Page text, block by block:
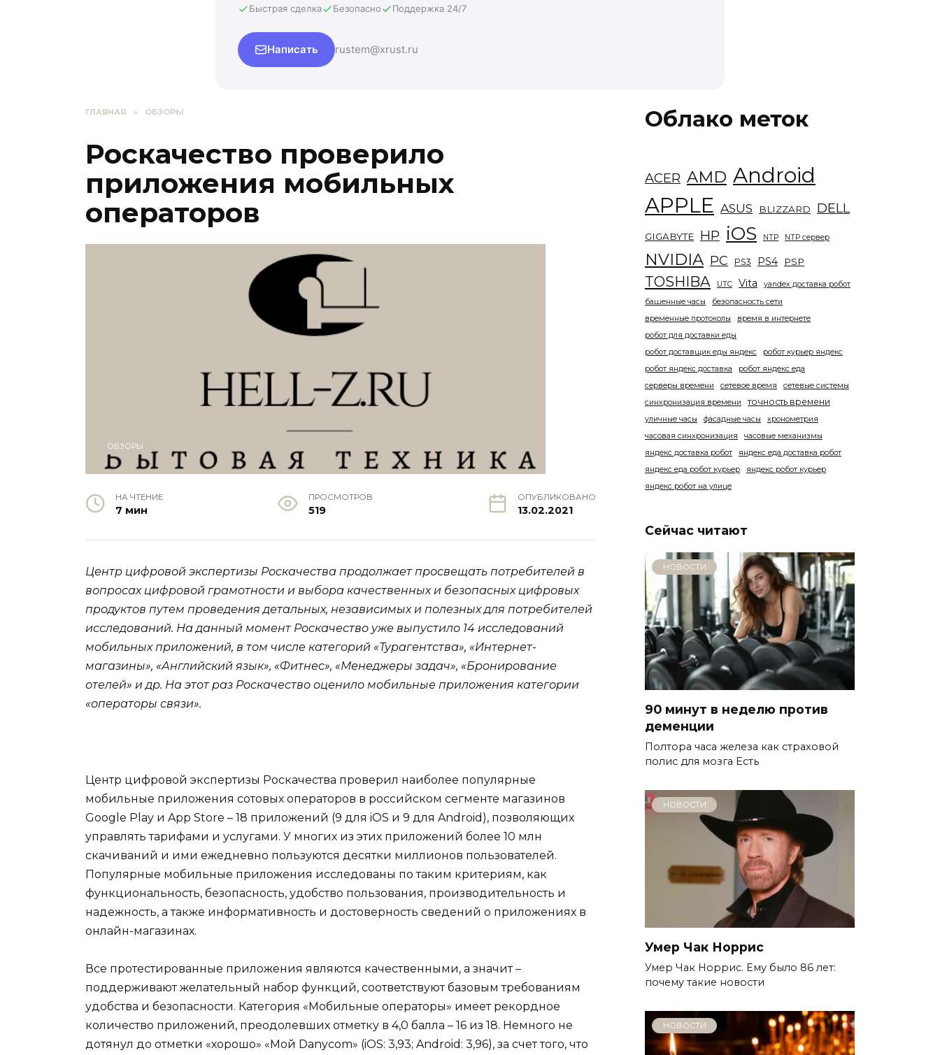
Быстрая сделка Безопасно Поддержка 24/7
Написать rustem@xrust.ru
ГЛАВНАЯ » ОБЗОРЫ
Роскачество проверило
приложения мобильных
операторов
ОБЗОРЫ
НА ЧТЕНИЕ
7 мин
ПРОСМОТРОВ
519
ОПУБЛИКОВАНО
13.02.2021
Центр цифровой экспертизы Роскачества продолжает просвещать потребителей в
вопросах цифровой грамотности и выбора качественных и безопасных цифровых
продуктов путем проведения детальных, независимых и полезных для потребителей
исследований. На данный момент Роскачество уже выпустило 14 исследований
мобильных приложений, в том числе категорий «Турагентства», «Интернет-
магазины», «Английский язык», «Фитнес», «Менеджеры задач», «Бронирование
отелей» и др. На этот раз Роскачество оценило мобильные приложения категории
«операторы связи».
Центр цифровой экспертизы Роскачества проверил наиболее популярные
мобильные приложения сотовых операторов в российском сегменте магазинов
Google Play и App Store – 18 приложений (9 для iOS и 9 для Android), позволяющих
управлять тарифами и услугами. У многих из этих приложений более 10 млн
скачиваний и ими ежедневно пользуются десятки миллионов пользователей.
Популярные мобильные приложения исследованы по таким критериям, как
функциональность, безопасность, удобство пользования, производительность и
надежность, а также информативность и достоверность сведений о приложениях в
онлайн-магазинах.
Все протестированные приложения являются качественными, а значит –
поддерживают желательный набор функций, соответствуют базовым требованиям
удобства и безопасности. Категория «Мобильные операторы» имеет рекордное
количество приложений, преодолевших отметку в 4,0 балла – 16 из 18. Немного не
дотянул до отметки «хорошо» «Мой Danycom» (iOS: 3,93; Android: 3,96), за счет того, что
Облако меток
ACER AMD Android
APPLE ASUS BLIZZARD DELL
GIGABYTE HP iOS NTP NTP сервер
NVIDIA PC PS3 PS4 PSP
TOSHIBA UTC Vita
yandex доставка робот
башенные часы
безопасность сети
временные протоколы
время в интернете
робот для доставки еды
робот доставщик еды яндекс
робот курьер яндекс
робот яндекс доставка
робот яндекс еда
серверы времени
сетевое время
сетевые системы
синхронизация времени
точность времени
уличные часы фасадные часы
хронометрия
часовая синхронизация
часовые механизмы
яндекс доставка робот
яндекс еда доставка робот
яндекс еда робот курьер
яндекс робот курьер
яндекс робот на улице
Сейчас читают
НОВОСТИ
90 минут в неделю против
деменции
Полтора часа железа как страховой
полис для мозга Есть
НОВОСТИ
Умер Чак Норрис
Умер Чак Норрис. Ему было 86 лет:
почему такие новости
НОВОСТИ